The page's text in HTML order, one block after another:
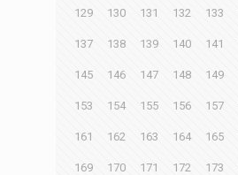
129 130 131 132 133
137 138 139 140 141
145 146 147 148 149
153 154 155 156 157
161 162 163 164 165
169 170 171 172 173